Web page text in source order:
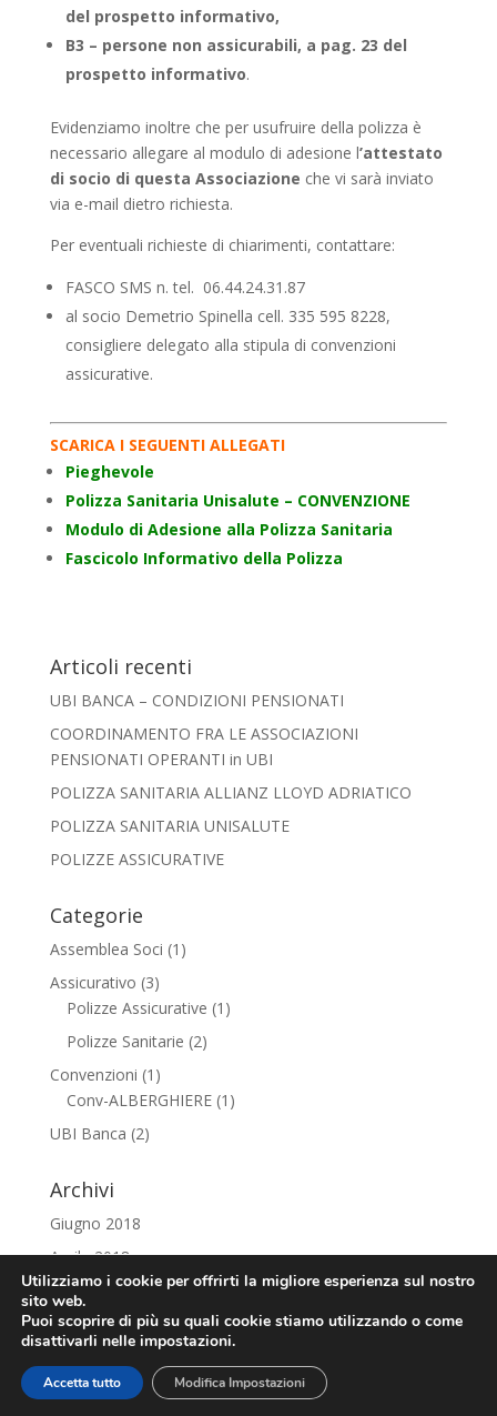
del prospetto informativo,
B3 – persone non assicurabili, a pag. 23 del
prospetto informativo.
Evidenziamo inoltre che per usufruire della polizza è
necessario allegare al modulo di adesione l’attestato
di socio di questa Associazione che vi sarà inviato
via e-mail dietro richiesta.
Per eventuali richieste di chiarimenti, contattare:
FASCO SMS n. tel. 06.44.24.31.87
al socio Demetrio Spinella cell. 335 595 8228,
consigliere delegato alla stipula di convenzioni
assicurative.
SCARICA I SEGUENTI ALLEGATI
Pieghevole
Polizza Sanitaria Unisalute – CONVENZIONE
Modulo di Adesione alla Polizza Sanitaria
Fascicolo Informativo della Polizza
Articoli recenti
UBI BANCA – CONDIZIONI PENSIONATI
COORDINAMENTO FRA LE ASSOCIAZIONI
PENSIONATI OPERANTI in UBI
POLIZZA SANITARIA ALLIANZ LLOYD ADRIATICO
POLIZZA SANITARIA UNISALUTE
POLIZZE ASSICURATIVE
Categorie
Assemblea Soci (1)
Assicurativo (3)
Polizze Assicurative (1)
Polizze Sanitarie (2)
Convenzioni (1)
Conv-ALBERGHIERE(1)
UBI Banca (2)
Archivi
Giugno 2018
Aprile 2018
Associazione Pensionati Carical e Banca Carime - Via
Brenta, 4 - 1° piano - 87100 Cosenza
Utilizziamo i cookie per offrirti la migliore esperienza sul nostro
sito web.
Puoi scoprire di più su quali cookie stiamo utilizzando o come
disattivarli nelle impostazioni.
Accetta tutto Modifica Impostazioni